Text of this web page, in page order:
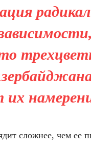
их
сложнее, чем ее